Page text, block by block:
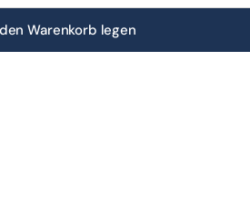
Warenkorb legen